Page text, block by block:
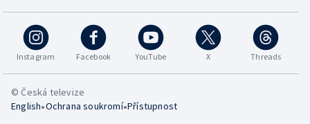
Instagram Facebook YouTube X Threads
© Česká televize
English•Ochrana soukromí•Přístupnost